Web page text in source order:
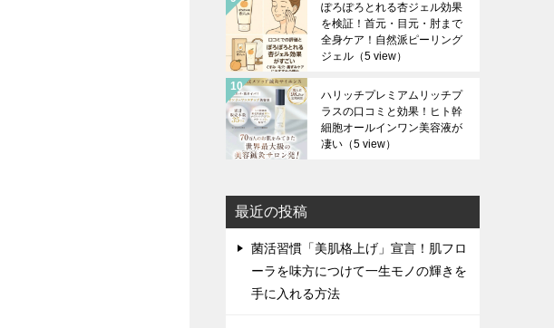
ぽろぽろとれる杏ジェル効果
を検証！首元・目元・肘まで
全身ケア！自然派ピーリング
ジェル （5 view）
ハリッチプレミアムリッチプ
ラスの口コミと効果！ヒト幹
細胞オールインワン美容液が
凄い （5 view）
最近の投稿
菌活習慣「美肌格上げ」宣言！肌フロ
ーラを味方につけて一生モノの輝きを
手に入れる方法